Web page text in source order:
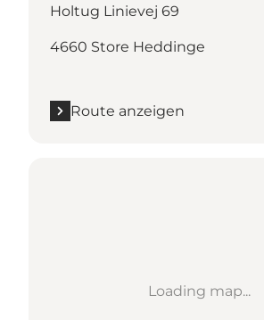
Holtug Linievej 69
4660 Store Heddinge
Route anzeigen
Loading map...